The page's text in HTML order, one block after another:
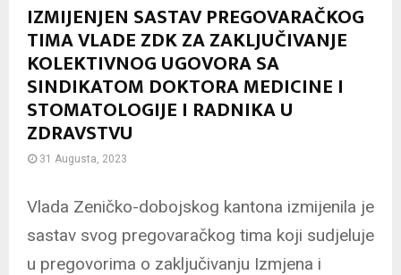
IZMIJENJEN SASTAV PREGOVARAČKOG
TIMA VLADE ZDK ZA ZAKLJUČIVANJE
KOLEKTIVNOG UGOVORA SA
SINDIKATOM DOKTORA MEDICINE I
STOMATOLOGIJE I RADNIKA U
ZDRAVSTVU
31 Augusta, 2023
Vlada Zeničko-dobojskog kantona izmijenila je
sastav svog pregovaračkog tima koji sudjeluje
u pregovorima o zaključivanju Izmjena i